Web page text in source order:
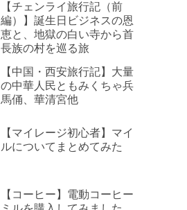
ネスクラスで足元の狭さに
咽び泣く旅
【チェンライ旅行記（前
編）】誕生日ビジネスの恩
恵と、地獄の白い寺から首
長族の村を巡る旅
【中国・西安旅行記】大量
の中華人民ともみくちゃ兵
馬俑、華清宮他
【マイレージ初心者】マイ
ルについてまとめてみた
【コーヒー】電動コーヒー